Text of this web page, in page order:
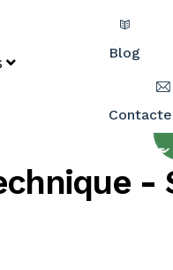
Blog
-